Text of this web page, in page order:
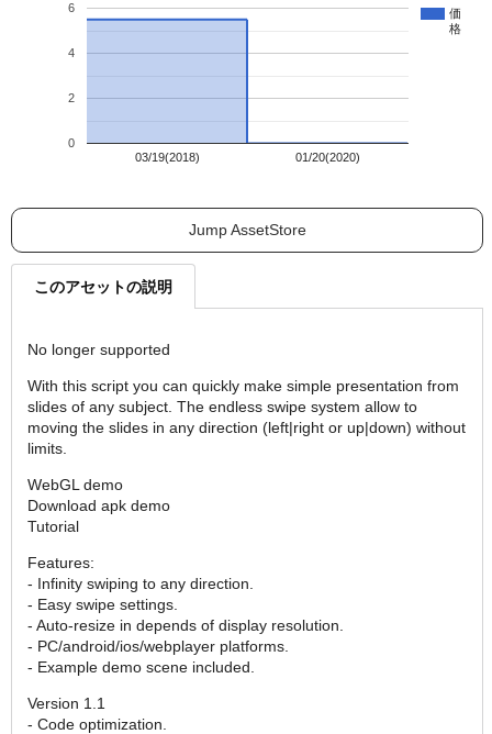
価
格
03/19(2018) 01/20(2020)
0
2
4
6
Jump AssetStore
このアセットの説明
No longer supported
With this script you can quickly make simple presentation from
slides of any subject. The endless swipe system allow to
moving the slides in any direction (left|right or up|down) without
limits.
WebGL demo
Download apk demo
Tutorial
Features:
- Infinity swiping to any direction.
- Easy swipe settings.
- Auto-resize in depends of display resolution.
- PC/android/ios/webplayer platforms.
- Example demo scene included.
Version 1.1
- Code optimization.